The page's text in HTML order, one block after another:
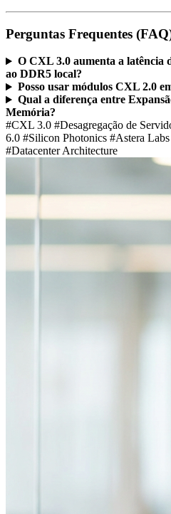
Perguntas Frequentes
O CXL 3.0 aumenta a latência
ao DDR5 local?
Posso usar módulos CXL 2.0
Qual a diferença entre
Memória?
#CXL 3.0 #Desagregação de
6.0 #Silicon Photonics #Astera Labs
#Datacenter Architecture